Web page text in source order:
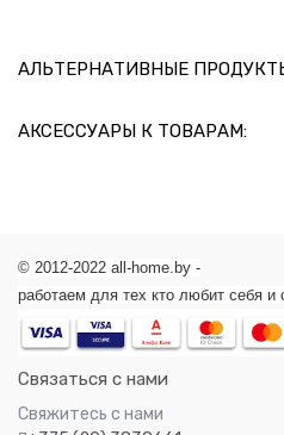
АЛЬТЕРНАТИВНЫЕ
АКСЕССУАРЫ К ТОВАРАМ:
© 2012-2022 all-home.by -
работаем для тех кто любит себя и
Связаться с нами
Свяжитесь с нами